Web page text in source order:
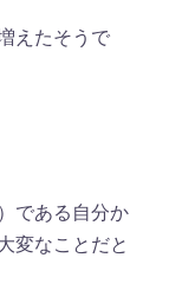
えたそうで
である自分か
変なことだと